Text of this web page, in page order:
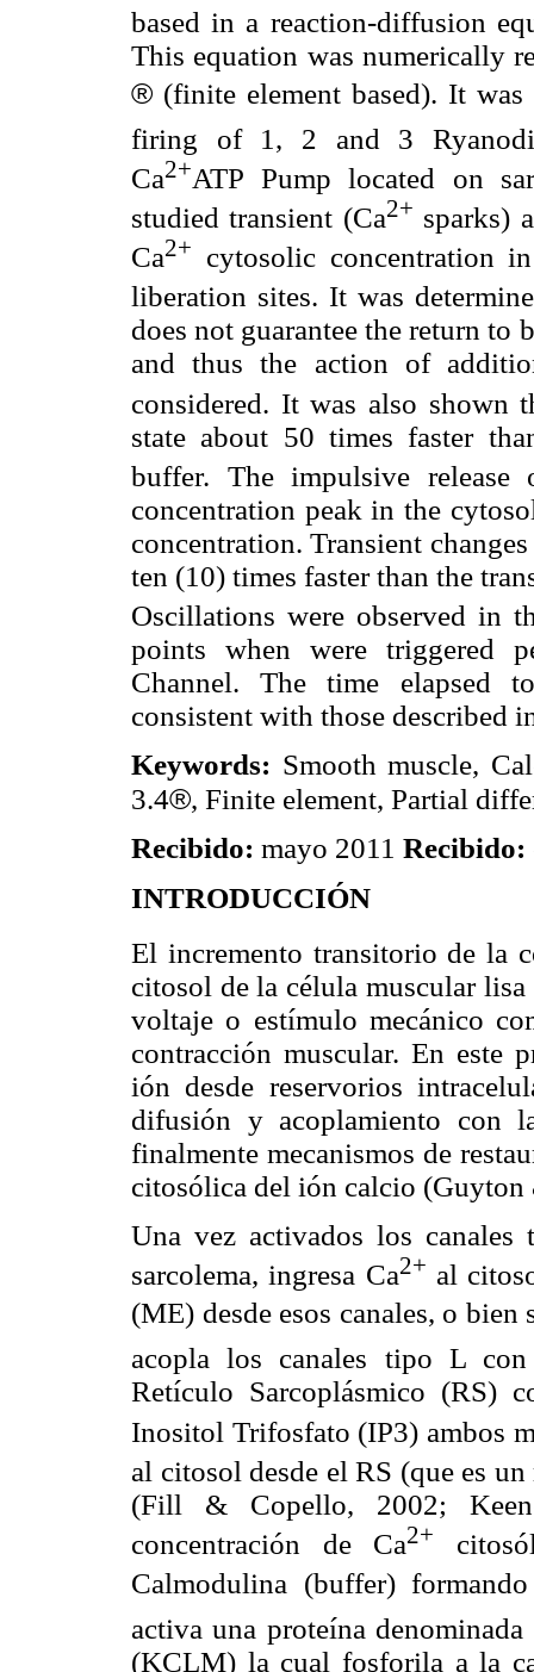
based in a reaction-diffusion
This equation was numerically
® (finite element based). It was
firing of 1, 2 and 3
Ca2+ATP Pump located on
studied transient (Ca2+ sparks)
Ca2+
cytosolic concentration
liberation sites. It was
does not guarantee the return to
and thus the action of
considered. It was also shown
state about 50 times faster
buffer. The impulsive release
concentration peak in the
concentration. Transient
ten (10) times faster than the
Oscillations were observed in
points when were triggered
Channel. The time elapsed
consistent with those described
Keywords: Smooth muscle,
3.4®, Finite element, Partial
Recibido: mayo 2011 Recibido:
INTRODUCCIÓN
El incremento transitorio de la
citosol de la célula muscular
voltaje o estímulo mecánico
contracción muscular. En este
ión desde reservorios
difusión y acoplamiento con
finalmente mecanismos de
citosólica del ión calcio
Una vez activados los
sarcolema, ingresa Ca2+ al
(ME) desde esos canales, o bien
acopla los canales tipo L
Retículo Sarcoplásmico (RS)
Inositol Trifosfato (IP3) ambos
al citosol desde el RS (que es
(Fill & Copello, 2002;
concentración de Ca2+
Calmodulina (buffer)
activa una proteína
(KCLM) la cual fosforila a la